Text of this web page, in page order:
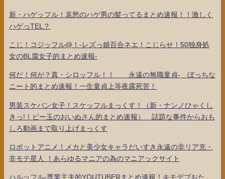
新・ハゲッフル！哀愁のハゲ男の髪ってるまとめ速報！！激しく
ハゲっTEL？
こじ！コジッフル@！-レズっ娘百合ネエ！こじらせ！50独身処
女のBL腐女子的まとめ速報-
何だ！何が？真・シロッフル！！ 永遠の無職童貞- ぼっちな
ニート的まとめ速報！一生童貞上等夜露死苦！
男装スケバン女子！スケッフルまっくす！（新・ナンノひゃくし
きっ!！ビー玉のおいぬさん的まとめ速報） 話題な事件からおも
しろ動画まで取り上げまっくす
ロボットアニメ！メカと美少女キャラだいすき永遠の非リア充・
非モテ星人 ！あらゆるマニアの為のマニアックサイト
ハルッフル-専業主夫的YOUTUBERまとめ速報！キモデブおた